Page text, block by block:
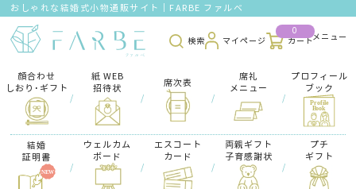
おしゃれな結婚式小物通販サイト｜FARBE ファルベ
検索 マイページ
0
カート
顔合わせ
しおり･ギフト
/
紙 WEB
招待状
/
席次表
/
席礼
メニュー
/
プロフィール
ブック
結婚
証明書
/
ウェルカム
ボード
/
エスコート
カード
/
両親ギフト
子育感謝状
/
プチ
ギフト